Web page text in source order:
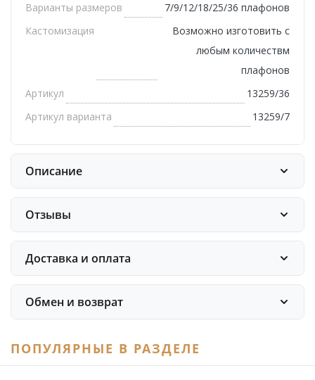
Варианты размеров
7/9/12/18/25/36 плафонов
Кастомизация
Возможно изготовить с
любым количествм
плафонов
Артикул
13259/36
Артикул варианта
13259/7
Описание
Отзывы
Доставка и оплата
Обмен и возврат
ПОПУЛЯРНЫЕ В РАЗДЕЛЕ